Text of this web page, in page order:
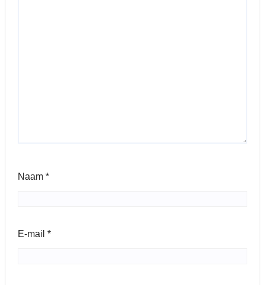
Naam *
E-mail *